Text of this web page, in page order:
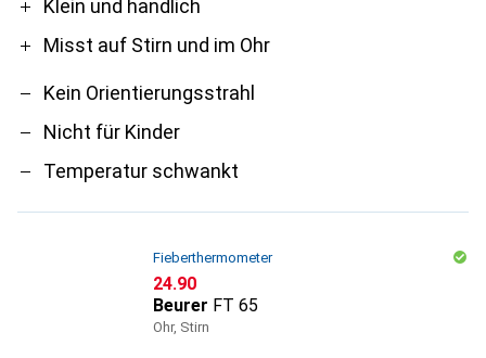
Klein und handlich
Misst auf Stirn und im Ohr
Kein Orientierungsstrahl
Nicht für Kinder
Temperatur schwankt
Fieberthermometer
CHF
24.90
Beurer FT 65
Ohr, Stirn